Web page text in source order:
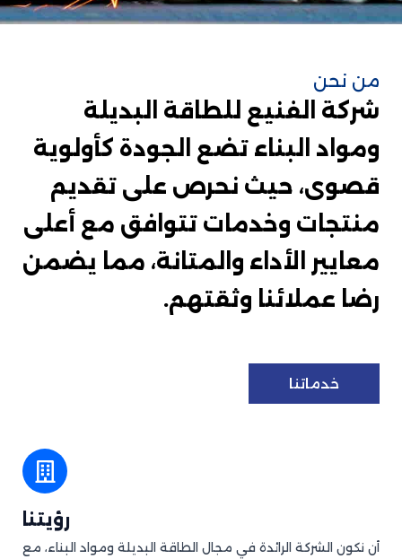
من نحن
شركة الفنيع للطاقة البديلة
ومواد البناء تضع الجودة كأولوية
قصوى، حيث نحرص على تقديم
منتجات وخدمات تتوافق مع أعلى
معايير الأداء والمتانة، مما يضمن
رضا عملائنا وثقتهم.
خدماتنا
رؤيتنا
أن نكون الشركة الرائدة في مجال الطاقة البديلة ومواد البناء، مع